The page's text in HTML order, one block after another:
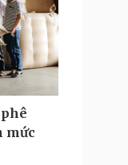
mức